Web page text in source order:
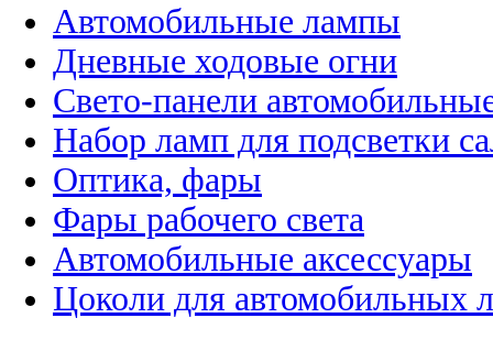
Автомобильные лампы
Дневные ходовые огни
Свето-панели
Набор ламп для подсветки
Оптика, фары
Фары рабочего света
Автомобильные аксессуары
Цоколи для автомобильных